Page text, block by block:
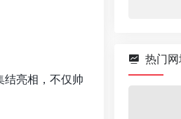
结亮相，不仅帅
热门网